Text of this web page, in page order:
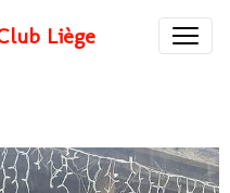
Liège